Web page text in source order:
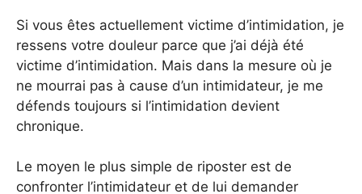
Si vous êtes actuellement victime d’intimidation, je
ressens votre douleur parce que j’ai déjà été
victime d’intimidation. Mais dans la mesure où je
ne mourrai pas à cause d’un intimidateur, je me
défends toujours si l’intimidation devient
chronique.
Le moyen le plus simple de riposter est de
confronter l’intimidateur et de lui demander